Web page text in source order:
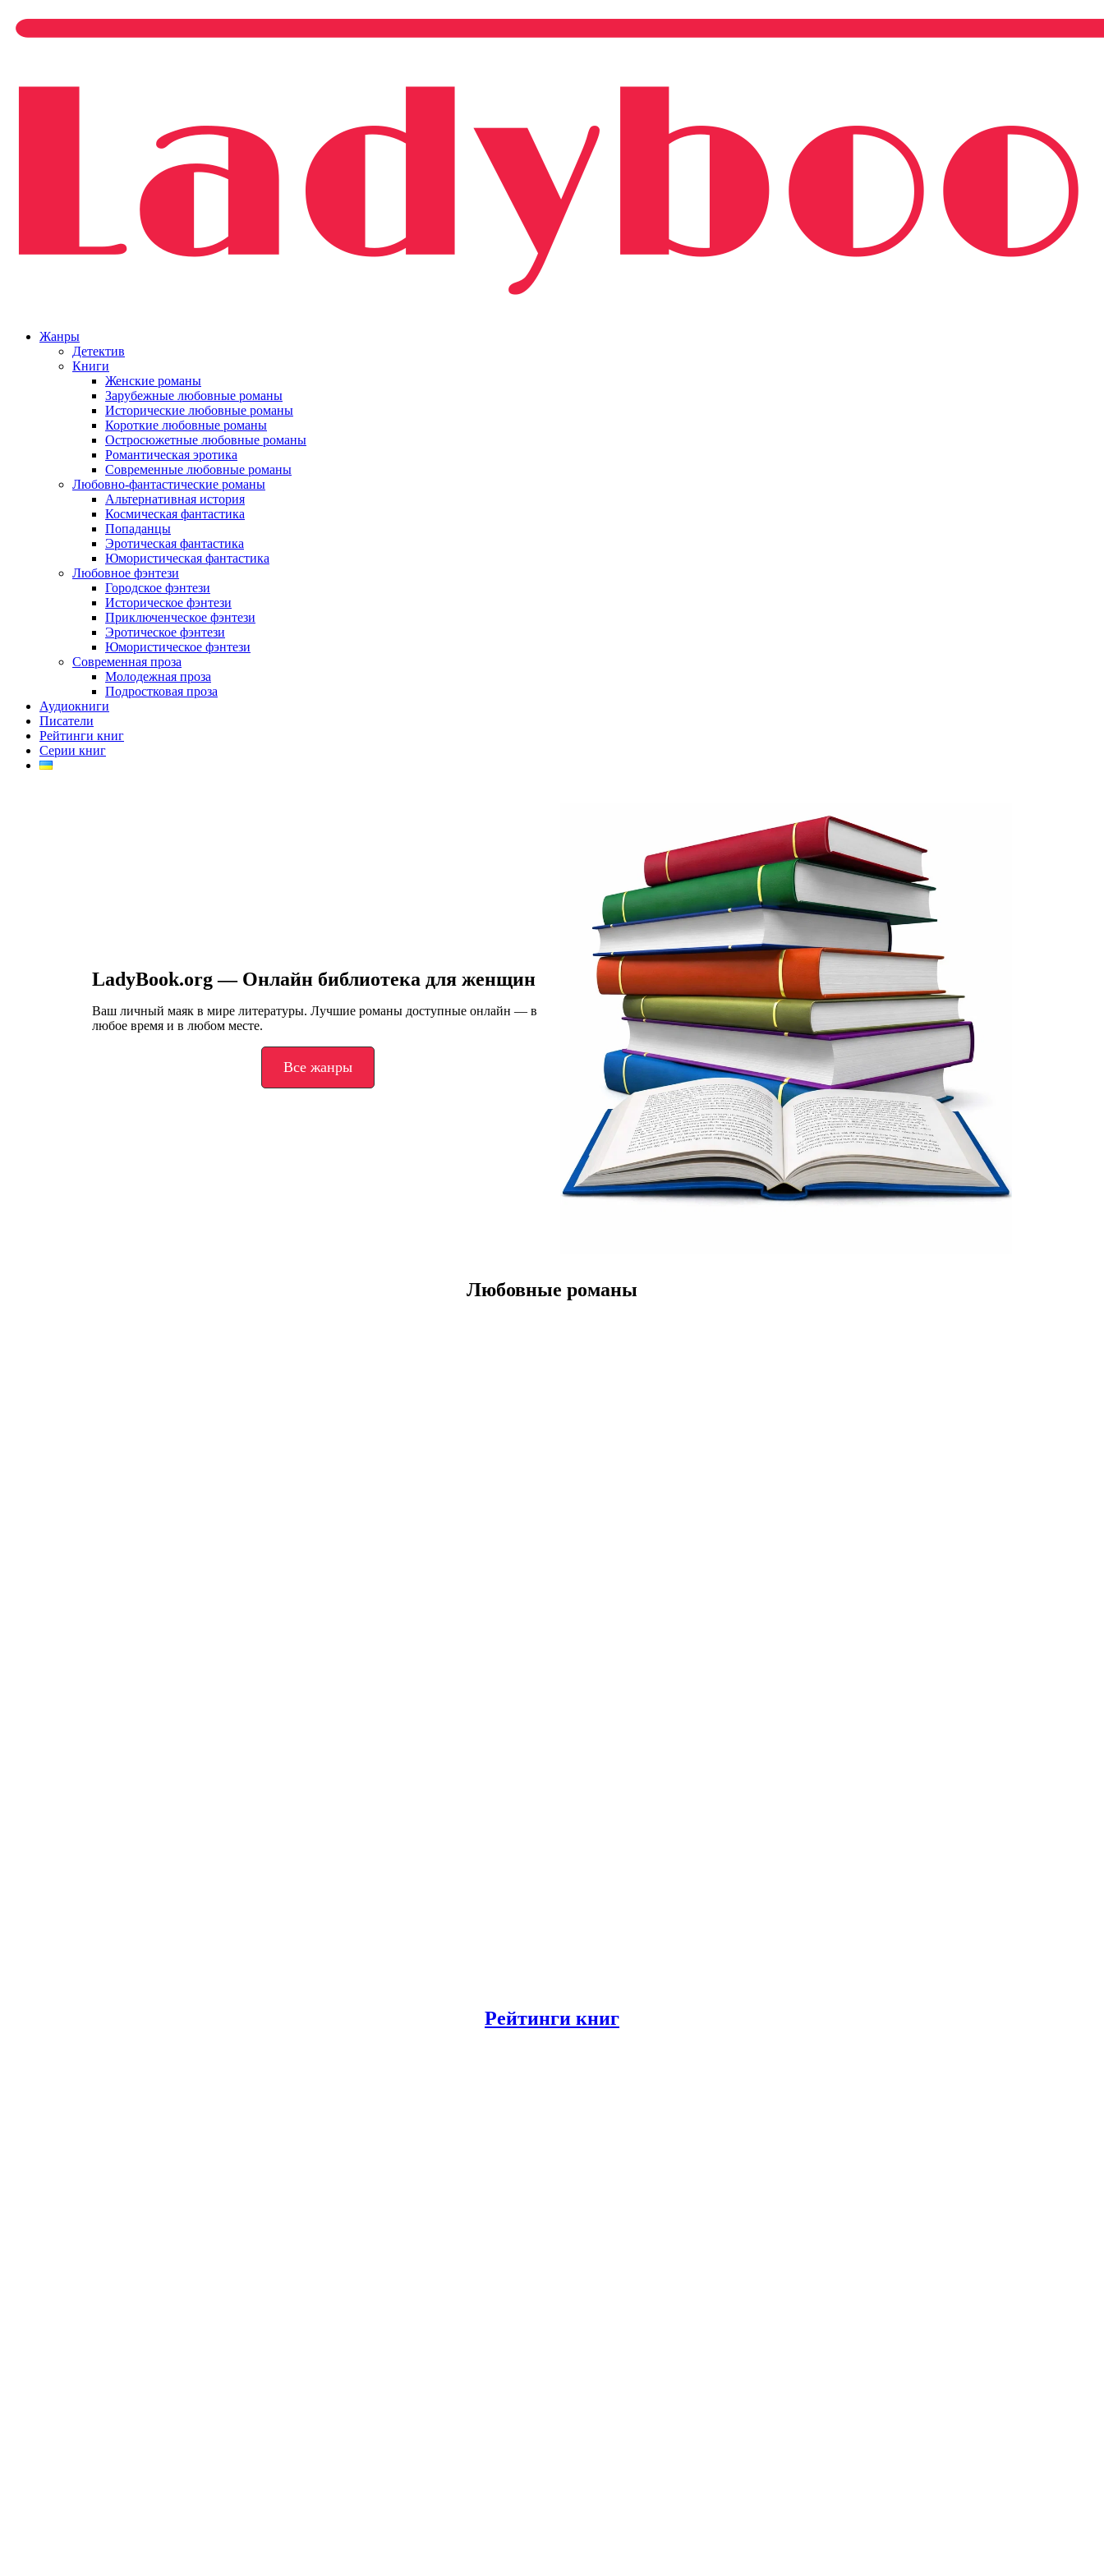
Жанры
Детектив
Книги
Женские романы
Зарубежные любовные романы
Исторические любовные романы
Короткие любовные романы
Остросюжетные любовные романы
Романтическая эротика
Современные любовные романы
Любовно-фантастические романы
Альтернативная история
Космическая фантастика
Попаданцы
Эротическая фантастика
Юмористическая фантастика
Любовное фэнтези
Городское фэнтези
Историческое фэнтези
Приключенческое фэнтези
Эротическое фэнтези
Юмористическое фэнтези
Современная проза
Молодежная проза
Подростковая проза
Аудиокниги
Писатели
Рейтинги книг
Серии книг
LadyBook.org — Онлайн библиотека для женщин
Ваш личный маяк в мире литературы. Лучшие романы доступные онлайн — в
любое время и в любом месте.
Все жанры
Любовные романы
Рейтинги книг